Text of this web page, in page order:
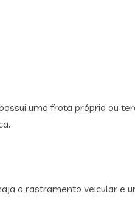
uma frota própria ou
o rastramento veicular e